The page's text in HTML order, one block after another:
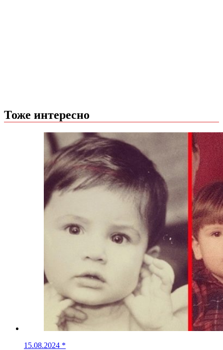
Тоже интересно
15.08.2024 *